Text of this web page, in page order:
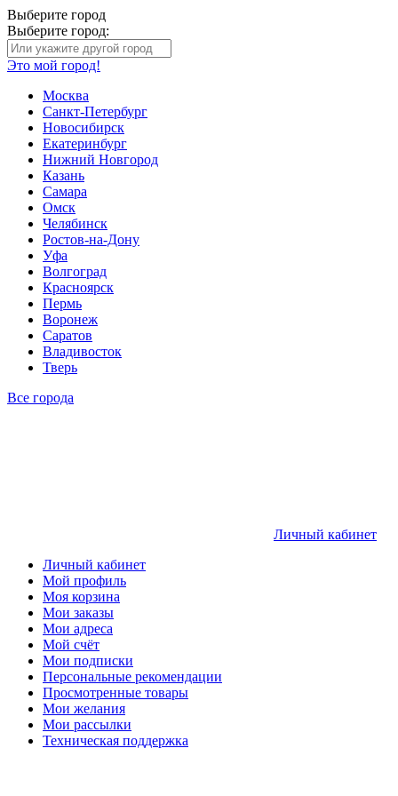
Выберите город
Выберите город:
Это мой город!
Москва
Санкт-Петербург
Новосибирск
Екатеринбург
Нижний Новгород
Казань
Самара
Омск
Челябинск
Ростов-на-Дону
Уфа
Волгоград
Красноярск
Пермь
Воронеж
Саратов
Владивосток
Тверь
Все города
Личный кабинет
Личный кабинет
Мой профиль
Моя корзина
Мои заказы
Мои адреса
Мой счёт
Мои подписки
Персональные рекомендации
Просмотренные товары
Мои желания
Мои рассылки
Техническая поддержка